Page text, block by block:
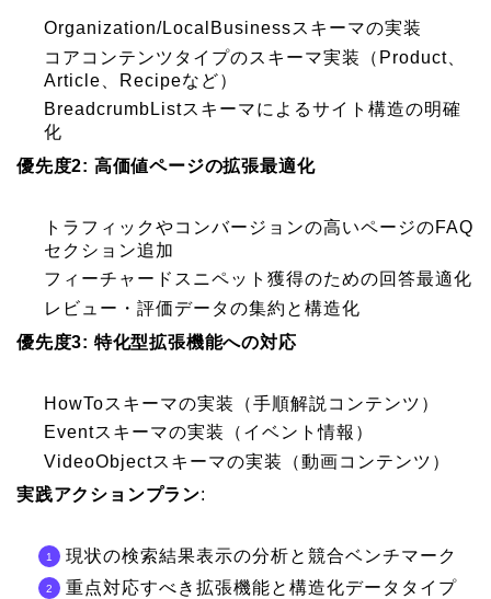
Organization/LocalBusinessスキーマの実装
コアコンテンツタイプのスキーマ実装（Product、
Article、Recipeなど）
BreadcrumbListスキーマによるサイト構造の明確
化
優先度2: 高価値ページの拡張最適化
トラフィックやコンバージョンの高いページのFAQ
セクション追加
フィーチャードスニペット獲得のための回答最適化
レビュー・評価データの集約と構造化
優先度3: 特化型拡張機能への対応
HowToスキーマの実装（手順解説コンテンツ）
Eventスキーマの実装（イベント情報）
VideoObjectスキーマの実装（動画コンテンツ）
実践アクションプラン:
現状の検索結果表示の分析と競合ベンチマーク
重点対応すべき拡張機能と構造化データタイプ